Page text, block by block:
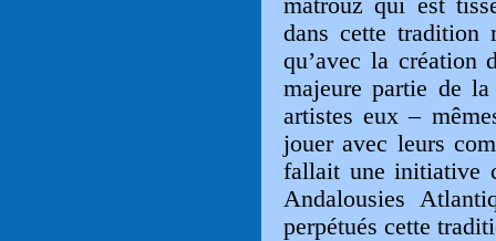
dans cette tradition
qu’avec la création
majeure partie de
artistes eux –
jouer avec leurs
fallait une initiative
Andalousies
perpétués cette